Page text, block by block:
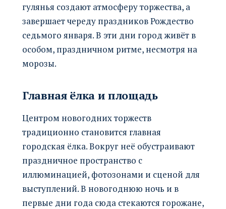
гулянья создают атмосферу торжества, а
завершает череду праздников Рождество
седьмого января. В эти дни город живёт в
особом, праздничном ритме, несмотря на
морозы.
Главная ёлка и площадь
Центром новогодних торжеств
традиционно становится главная
городская ёлка. Вокруг неё обустраивают
праздничное пространство с
иллюминацией, фотозонами и сценой для
выступлений. В новогоднюю ночь и в
первые дни года сюда стекаются горожане,